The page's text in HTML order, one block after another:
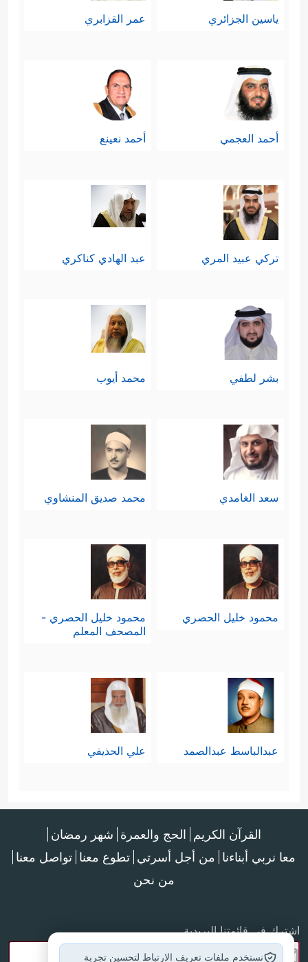
ياسين الجزائري عمر القزابري
أحمد العجمي أحمد نعينع
تركي عبيد المري عبد الهادي كناكري
بشر لطفي محمد أيوب
سعد الغامدي محمد صديق المنشاوي
محمود خليل الحصري
محمود خليل الحصري -
المصحف المعلم
عبدالباسط عبدالصمد علي الحذيفي
القرآن الكريم الحج والعمرة شهر رمضان
معا نربي أبناءنا من أجل أسرتي تطوع معنا تواصل معنا
من نحن
اشترك في قائمتنا البريدية
نستخدم ملفات تعريف الارتباط لتحسين تجربة